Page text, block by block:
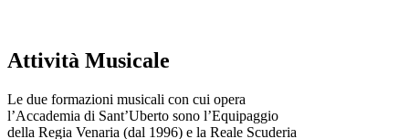
Attività Musicale
Le due formazioni musicali con cui opera
l’Accademia di Sant’Uberto sono l’Equipaggio
della Regia Venaria (dal 1996) e la Reale Scuderia